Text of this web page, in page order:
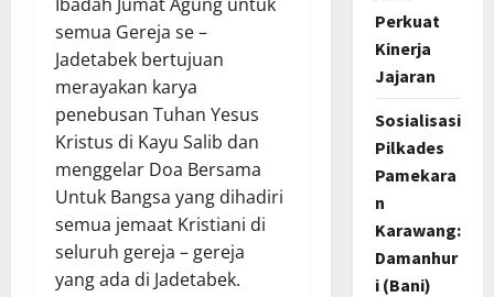
semua Gereja se –
Jadetabek bertujuan
merayakan karya
penebusan Tuhan Yesus
Kristus di Kayu Salib dan
menggelar Doa Bersama
Untuk Bangsa yang dihadiri
semua jemaat Kristiani di
seluruh gereja – gereja
yang ada di Jadetabek.
Perkuat
Kinerja
Jajaran
Sosialisasi
Pilkades
Pamekara
n
Karawang:
Damanhur
i (Bani)